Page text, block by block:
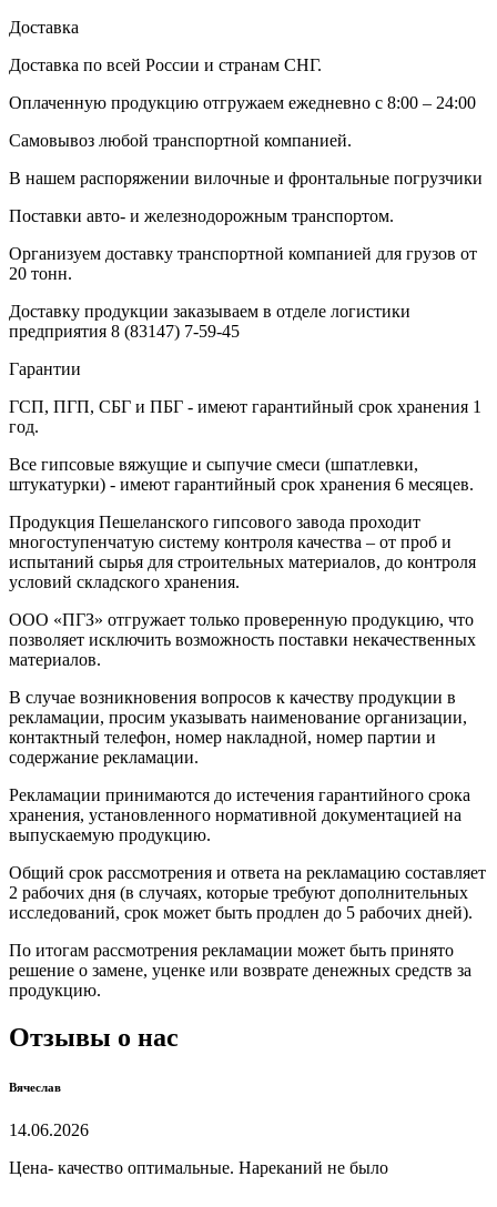
Доставка
Доставка по всей России и странам СНГ.
Оплаченную продукцию отгружаем ежедневно с 8:00 – 24:00
Самовывоз любой транспортной компанией.
В нашем распоряжении вилочные и фронтальные погрузчики
Поставки авто- и железнодорожным транспортом.
Организуем доставку транспортной компанией для грузов от
20 тонн.
Доставку продукции заказываем в отделе логистики
предприятия 8 (83147) 7-59-45
Гарантии
ГСП, ПГП, СБГ и ПБГ - имеют гарантийный срок хранения 1
год.
Все гипсовые вяжущие и сыпучие смеси (шпатлевки,
штукатурки) - имеют гарантийный срок хранения 6 месяцев.
Продукция Пешеланского гипсового завода проходит
многоступенчатую систему контроля качества – от проб и
испытаний сырья для строительных материалов, до контроля
условий складского хранения.
ООО «ПГЗ» отгружает только проверенную продукцию, что
позволяет исключить возможность поставки некачественных
материалов.
В случае возникновения вопросов к качеству продукции в
рекламации, просим указывать наименование организации,
контактный телефон, номер накладной, номер партии и
содержание рекламации.
Рекламации принимаются до истечения гарантийного срока
хранения, установленного нормативной документацией на
выпускаемую продукцию.
Общий срок рассмотрения и ответа на рекламацию составляет
2 рабочих дня (в случаях, которые требуют дополнительных
исследований, срок может быть продлен до 5 рабочих дней).
По итогам рассмотрения рекламации может быть принято
решение о замене, уценке или возврате денежных средств за
продукцию.
Отзывы о нас
Вячеслав
14.06.2026
Цена- качество оптимальные. Нареканий не было